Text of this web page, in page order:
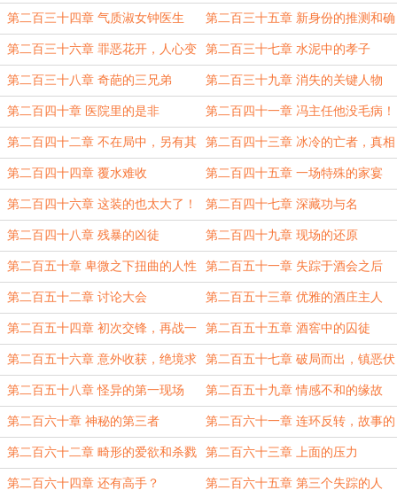
的命案
第二百三十四章 气质淑女钟医生 第二百三十五章 新身份的推测和确
定
第二百三十六章 罪恶花开，人心变
态
第二百三十七章 水泥中的孝子
第二百三十八章 奇葩的三兄弟 第二百三十九章 消失的关键人物
第二百四十章 医院里的是非 第二百四十一章 冯主任他没毛病！
第二百四十二章 不在局中，另有其
人
第二百四十三章 冰冷的亡者，真相
大白
第二百四十四章 覆水难收 第二百四十五章 一场特殊的家宴
第二百四十六章 这装的也太大了！ 第二百四十七章 深藏功与名
第二百四十八章 残暴的凶徒 第二百四十九章 现场的还原
第二百五十章 卑微之下扭曲的人性 第二百五十一章 失踪于酒会之后
第二百五十二章 讨论大会 第二百五十三章 优雅的酒庄主人
第二百五十四章 初次交锋，再战一
场
第二百五十五章 酒窖中的囚徒
第二百五十六章 意外收获，绝境求
生
第二百五十七章 破局而出，镇恶伏
法！
第二百五十八章 怪异的第一现场 第二百五十九章 情感不和的缘故
第二百六十章 神秘的第三者 第二百六十一章 连环反转，故事的
开始
第二百六十二章 畸形的爱欲和杀戮 第二百六十三章 上面的压力
第二百六十四章 还有高手？ 第二百六十五章 第三个失踪的人